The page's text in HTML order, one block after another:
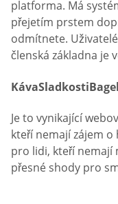
platforma. Má
přejetím prstem
odmítnete.
členská základna je
KávaSladkostiBagel
Je to vynikající
kteří nemají zájem o
pro lidi, kteří nemají
přesné shody pro